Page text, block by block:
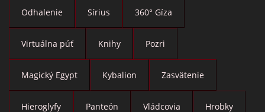
Odhalenie Sírius 360° Gíza
Virtuálna púť Knihy Pozri
Magický Egypt Kybalion Zasvätenie
Hieroglyfy Panteón Vládcovia Hrobky